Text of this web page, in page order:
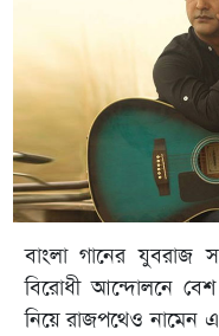
বাংলা গানের যুবরাজ
বিরোধী আন্দোলনে বেশ
নিয়ে রাজপথেও নামেন